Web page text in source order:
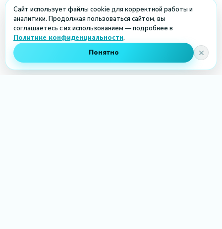
Сайт использует файлы cookie для корректной работы и
аналитики. Продолжая пользоваться сайтом, вы
соглашаетесь с их использованием — подробнее в
Политике конфиденциальности.
Понятно